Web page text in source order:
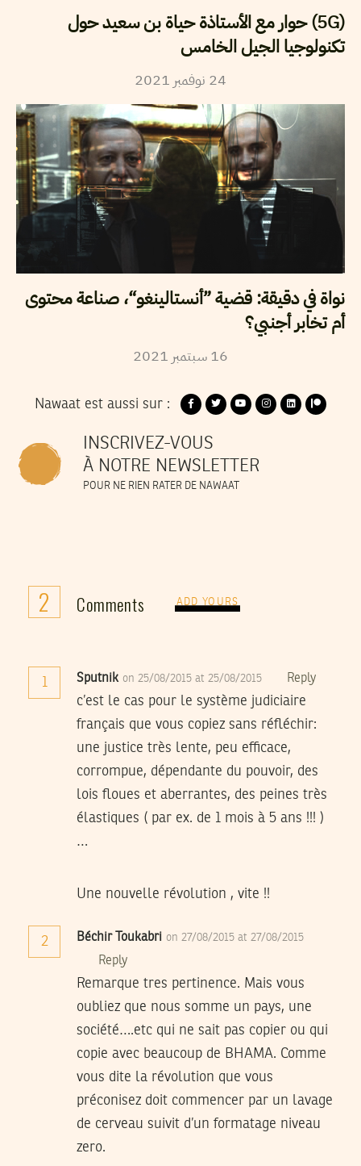
(5G) حوار مع الأستاذة حياة بن سعيد حول
تكنولوجيا الجيل الخامس
24 نوفمبر 2021
نواة في دقيقة: قضية ”أنستالينغو“، صناعة محتوى
أم تخابر أجنبي؟
16سبتمبر 2021
Nawaat est aussi sur :
INSCRIVEZ-VOUS
À NOTRE NEWSLETTER
POUR NE RIEN RATER DE NAWAAT
2 Comments ADD YOURS
Sputnik on 25/08/2015 at 25/08/2015 Reply
c’est le cas pour le système judiciaire
français que vous copiez sans réfléchir:
une justice très lente, peu efficace,
corrompue, dépendante du pouvoir, des
lois floues et aberrantes, des peines très
élastiques ( par ex. de 1 mois à 5 ans !!! )
…
Une nouvelle révolution , vite !!
2 Béchir Toukabri on 27/08/2015 at 27/08/2015
Reply
Remarque tres pertinence. Mais vous
oubliez que nous somme un pays, une
société….etc qui ne sait pas copier ou qui
copie avec beaucoup de BHAMA. Comme
vous dite la révolution que vous
préconisez doit commencer par un lavage
de cerveau suivit d’un formatage niveau
zero.